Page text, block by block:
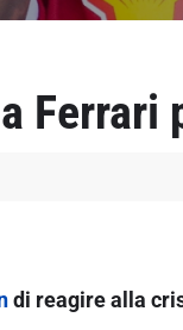
di reagire alla